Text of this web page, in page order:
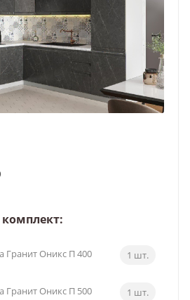
Гранит Оникс П 400
1 шт.
Гранит Оникс П 500
1 шт.